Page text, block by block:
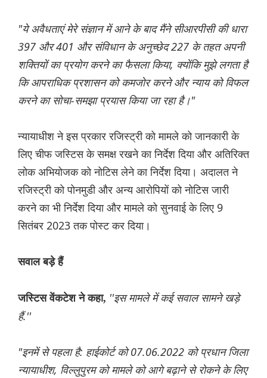
"ये अवैधताएं मेरे संज्ञान में आने के बाद मैंने सीआरपीसी की धारा
397 और 401 और संविधान के अनुच्छेद 227 के तहत अपनी
शक्तियों का प्रयोग करने का फैसला किया, क्योंकि मुझे लगता है
कि आपराधिक प्रशासन को कमजोर करने और न्याय को विफल
करने का सोचा-समझा प्रयास किया जा रहा है।"
न्यायाधीश ने इस प्रकार रजिस्ट्री को मामले को जानकारी के
लिए चीफ जस्टिस के समक्ष रखने का निर्देश दिया और अतिरिक्त
लोक अभियोजक को नोटिस लेने का निर्देश दिया। अदालत ने
रजिस्ट्री को पोनमुडी और अन्य आरोपियों को नोटिस जारी
करने का भी निर्देश दिया और मामले को सुनवाई के लिए 9
सितंबर 2023 तक पोस्ट कर दिया।
सवाल बड़े हैं
जस्टिस वेंकटेश ने कहा, ''इस मामले में कई सवाल सामने खड़े
हैं.''
"इनमें से पहला है: हाईकोर्ट को 07.06.2022 को प्रधान जिला
न्यायाधीश, विल्लुपुरम को मामले को आगे बढ़ाने से रोकने के लिए